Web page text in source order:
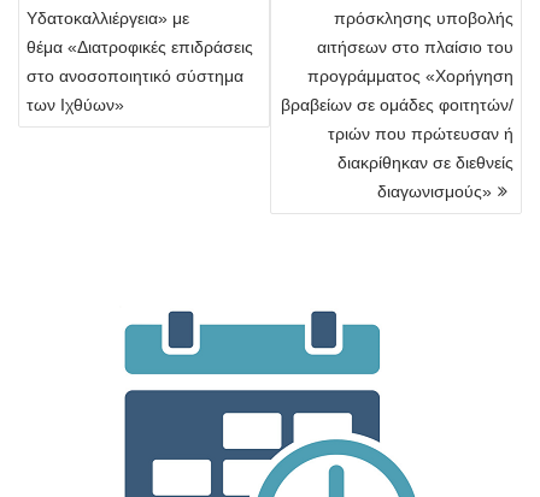
Υδατοκαλλιέργεια» με
θέμα «Διατροφικές επιδράσεις
στο ανοσοποιητικό σύστημα
των Ιχθύων»
πρόσκλησης υποβολής
αιτήσεων στο πλαίσιο του
προγράμματος «Χορήγηση
βραβείων σε ομάδες φοιτητών/
τριών που πρώτευσαν ή
διακρίθηκαν σε διεθνείς
διαγωνισμούς»